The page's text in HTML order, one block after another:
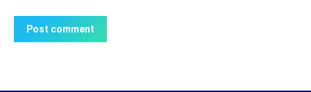
Post comment